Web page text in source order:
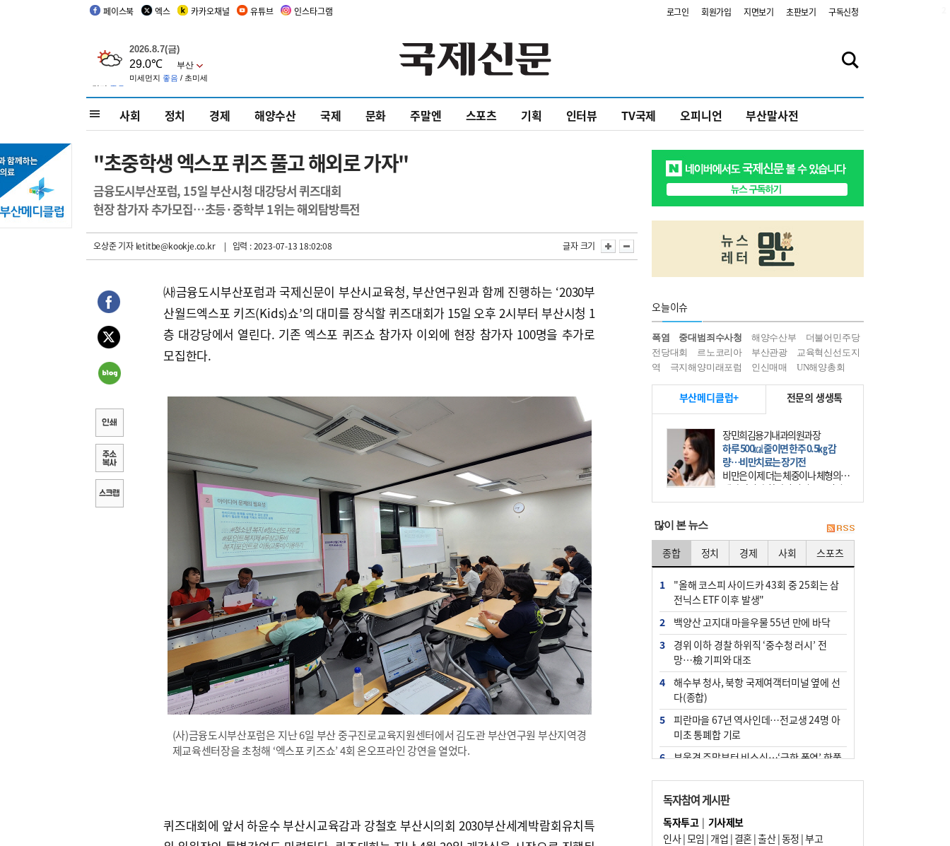
페이스북 엑스 카카오채널 유튜브 인스타그램 로그인 회원가입 지면보기 초판보기 구독신청
사회 정치 경제 해양수산 국제 문화 주말엔 스포츠 기획 인터뷰 TV국제 오피니언 부산말사전
"초중학생 엑스포 퀴즈 풀고 해외로 가자"
금융도시부산포럼, 15일 부산시청 대강당서 퀴즈대회
현장 참가자 추가모집…초등·중학부 1위는 해외탐방특전
오상준 기자letitbe@kookje.co.kr | 입력 : 2023-07-13 18:02:08 글자 크기
㈔금융도시부산포럼과 국제신문이 부산시교육청, 부산연구원과 함께 진행하는 ‘2030부
산월드엑스포 키즈(Kids)쇼’의 대미를 장식할 퀴즈대회가 15일 오후 2시부터 부산시청 1
층 대강당에서 열린다. 기존 엑스포 퀴즈쇼 참가자 이외에 현장 참가자 100명을 추가로
모집한다.
(사)금융도시부산포럼은 지난 6일 부산 중구진로교육지원센터에서 김도관 부산연구원 부산지역경
제교육센터장을 초청해 ‘엑스포 키즈쇼’ 4회 온오프라인 강연을 열었다.
퀴즈대회에 앞서 하윤수 부산시교육감과 강철호 부산시의회 2030부산세계박람회유치특
오늘이슈
폭염 중대범죄수사청 해양수산부
더불어민주당
전당대회
르노코리아 부산관광
교육혁신선도지
역
극지해양미래포럼 인신매매 UN해양총회
부산메디클럽+ 전문의 생생톡
장민희김용기내과의원과장
하루 500㎉ 줄이면 한주 0.5㎏ 감
량…비만치료는 장기전
비만은 이제 더는 체중이나 체형의 문
제가 아니다. 하나의 질병으로 인지
하고 치료와 관리를 해야 한다. 세계
많이 본 뉴스
종합 정치 경제 사회 스포츠
1
"올해 코스피 사이드카 43회 중 25회는 삼
전닉스 ETF 이후 발생"
2
백양산 고지대 마을우물 55년 만에 바닥
3
경위 이하 경찰 하위직 ‘중수청 러시’ 전
망…檢 기피와 대조
4
해수부 청사, 북항 국제여객터미널 옆에 선
다(종합)
5
피란마을 67년 역사인데…전교생 24명 아
미초 통폐합 기로
6
부울경 주말부터 비소식…‘극한 폭염’ 한풀
7
“낙동강권 삼락·을숙도·다대포 연결해 서
부산 관광 키우자”
8
오늘의 날씨- 2026년 8월 7일
독자참여 게시판
독자투고| 기사제보
인사|모임 | 개업 | 결혼|출산|동정 |부고